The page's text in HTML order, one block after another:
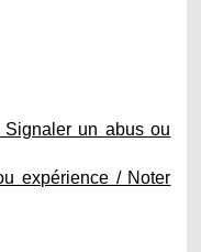
un abus ou
expérience / Noter